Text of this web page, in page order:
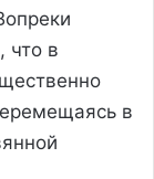
что в
в